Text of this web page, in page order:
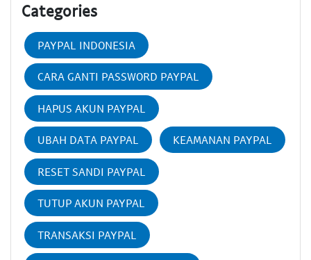
Categories
PAYPAL INDONESIA
CARA GANTI PASSWORD PAYPAL
HAPUS AKUN PAYPAL
UBAH DATA PAYPAL KEAMANAN PAYPAL
RESET SANDI PAYPAL
TUTUP AKUN PAYPAL
TRANSAKSI PAYPAL